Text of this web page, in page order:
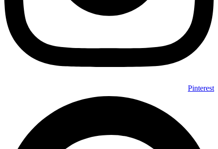
Pinterest